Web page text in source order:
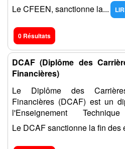
Le CFEEN, sanctionne la...
0 Résultats
DCAF (Diplôme des
Financières)
Le Diplôme des
Financières (DCAF) est un
l'Enseignement
Le DCAF sanctionne la fin des